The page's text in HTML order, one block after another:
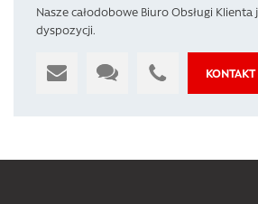
Nasze całodobowe Biuro Obsługi
dyspozycji.